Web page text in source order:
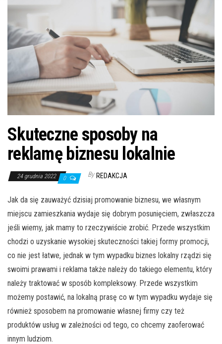
Skuteczne sposoby na
reklamę biznesu lokalnie
24 grudnia 2022 0 By REDAKCJA
Jak da się zauważyć dzisiaj promowanie biznesu, we własnym
miejscu zamieszkania wydaje się dobrym posunięciem, zwłaszcza
jeśli wiemy, jak mamy to rzeczywiście zrobić. Przede wszystkim
chodzi o uzyskanie wysokiej skuteczności takiej formy promocji,
co nie jest łatwe, jednak w tym wypadku biznes lokalny rządzi się
swoimi prawami i reklama także należy do takiego elementu, który
należy traktować w sposób kompleksowy. Przede wszystkim
możemy postawić, na lokalną prasę co w tym wypadku wydaje się
również sposobem na promowanie własnej firmy czy też
produktów usług w zależności od tego, co chcemy zaoferować
innym ludziom.